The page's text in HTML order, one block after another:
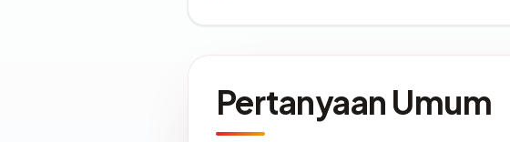
Pertanyaan Umum